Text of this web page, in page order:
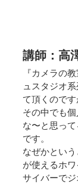
講師：高
『カメラの
ュスタジオ
て頂くのです
その中でも
な〜と思っ
です。
なぜかとい
が使えるホワ
サイバーで